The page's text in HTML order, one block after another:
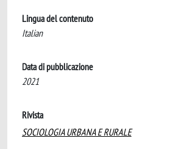
Lingua del contenuto
Italian
Data di pubblicazione
2021
Rivista
SOCIOLOGIA URBANA E RURALE